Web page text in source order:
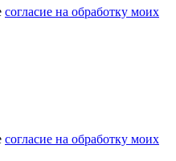
согласие на обработку моих
согласие на обработку моих